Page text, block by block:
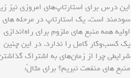
این درس برای استارتاپ‌های امروزی نیز
سودمند است. یک استارتاپ در مرحله های
اولیه همه منبع های ملزوم برای راه‌اندازی
یک کسب‌وکار کامل را ندارد. در این چنین
شرایطی چرا از زمان‌های به اشتراک
منبع های منفعت نبریم؟ برای مثالً: